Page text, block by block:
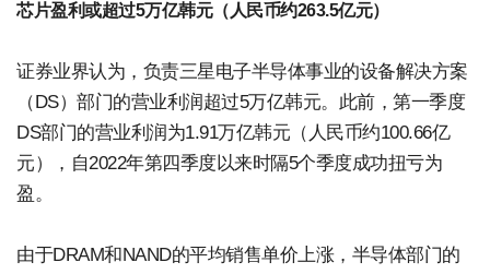
芯片盈利或超过5万亿韩元（人民币约263.5亿元）
证券业界认为，负责三星电子半导体事业的设备解决方案
（DS）部门的营业利润超过5万亿韩元。此前，第一季度
DS部门的营业利润为1.91万亿韩元（人民币约100.66亿
元），自2022年第四季度以来时隔5个季度成功扭亏为
盈。
由于DRAM和NAND的平均销售单价上涨，半导体部门的